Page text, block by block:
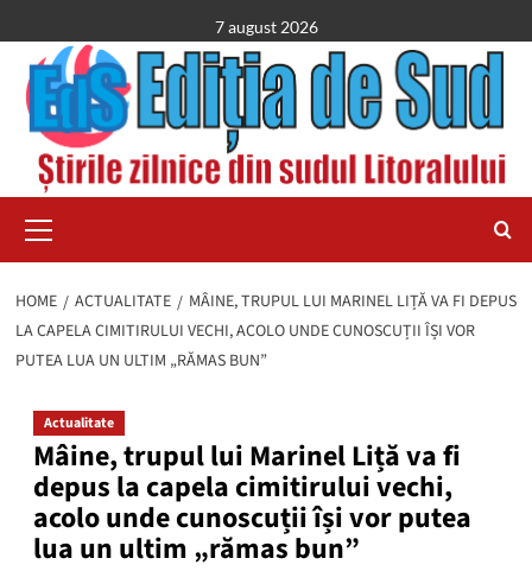
to
content
7 august 2026
Menu
HOME ACTUALITATE
MÂINE, TRUPUL LUI MARINEL LIȚĂ VA FI DEPUS
LA CAPELA CIMITIRULUI VECHI, ACOLO UNDE CUNOSCUȚII ÎȘI VOR
PUTEA LUA UN ULTIM „RĂMAS BUN”
Actualitate
Mâine, trupul lui Marinel Liță va fi
depus la capela cimitirului vechi,
acolo unde cunoscuții își vor putea
lua un ultim „rămas bun”